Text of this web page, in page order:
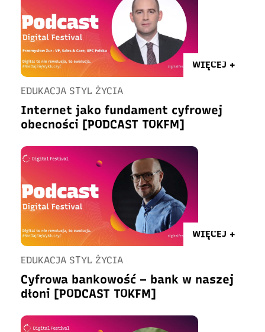
WIĘCEJ +
EDUKACJA STYL ŻYCIA
Internet jako fundament cyfrowej
obecności [PODCAST TOKFM]
WIĘCEJ +
EDUKACJA STYL ŻYCIA
Cyfrowa bankowość – bank w naszej
dłoni [PODCAST TOKFM]